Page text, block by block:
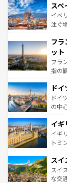
ろん
景な
ピザ
ませ
なお
しい
スペ
イベ
注ぐ
文化
れる
る。
アー
せる
ンテ
フラ
ット
フラ
指の
で、
聖堂
から
いる
香り
らに
れる
を参
ドイ
ドイ
の中
顔を
ルリ
して
は、お
ドイ
イギ
イギ
トミ
リア
ティ
戦な
スイ
スイ
な交